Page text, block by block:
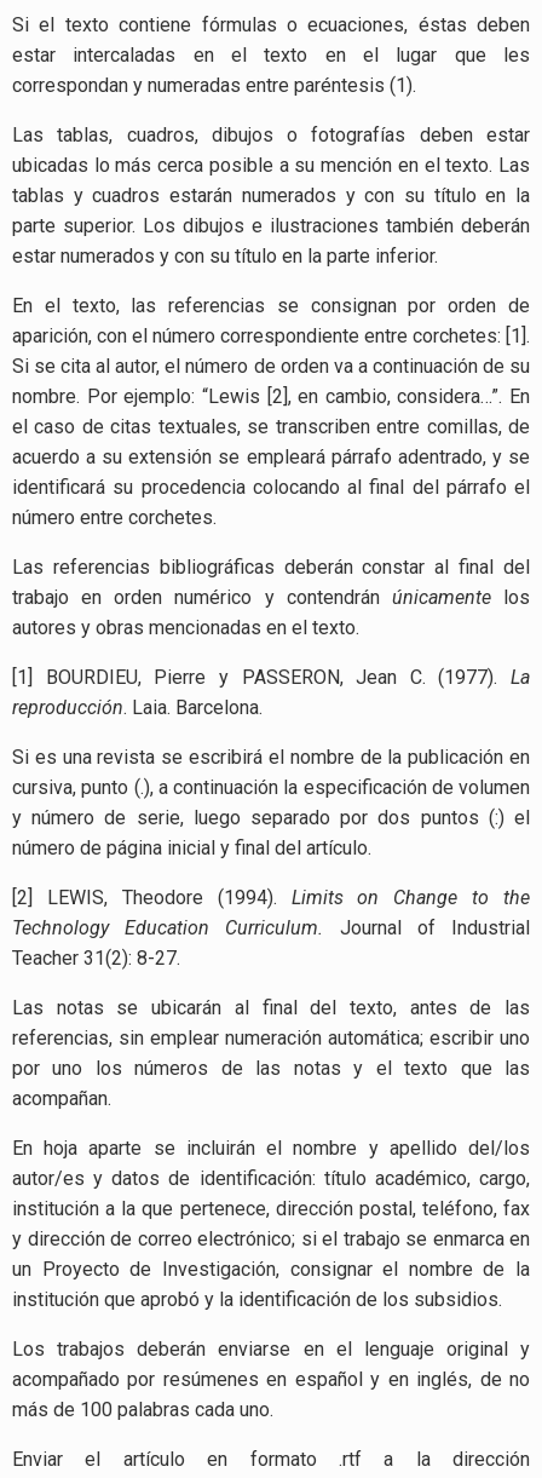
Si el texto contiene fórmulas o ecuaciones, éstas deben
estar intercaladas en el texto en el lugar que les
correspondan y numeradas entre paréntesis (1).
Las tablas, cuadros, dibujos o fotografías deben estar
ubicadas lo más cerca posible a su mención en el texto. Las
tablas y cuadros estarán numerados y con su título en la
parte superior. Los dibujos e ilustraciones también deberán
estar numerados y con su título en la parte inferior.
En el texto, las referencias
se consignan por orden de
aparición, con el número correspondiente entre corchetes: [1].
Si se cita al autor, el número de orden va a continuación de su
nombre. Por ejemplo: “Lewis [2], en cambio, considera…”. En
el caso de citas textuales, se transcriben entre comillas, de
acuerdo a su extensión se empleará párrafo adentrado, y se
identificará su procedencia colocando al final del párrafo el
número entre corchetes.
Las referencias bibliográficas deberán constar al final del
trabajo en orden numérico y contendrán únicamentelos
autores y obras mencionadas en el texto.
[1] BOURDIEU, Pierre y PASSERON, Jean C. (1977). La
reproducción. Laia. Barcelona.
Si es una revista se escribirá el nombre de la publicación en
cursiva, punto (.), a continuación la especificación de volumen
y número de serie, luego separado por dos puntos (:) el
número de página inicial y final del artículo.
[2] LEWIS, Theodore (1994). Limits on Change to the
Technology Education Curriculum.
Journal of Industrial
Teacher 31(2): 8-27.
Las notas
se ubicarán al final del texto, antes de las
referencias, sin emplear numeración automática; escribir uno
por uno los números de las notas y el texto que las
acompañan.
En hoja aparte se incluirán el nombre y apellido del/los
autor/es y datos de identificación: título académico, cargo,
institución a la que pertenece, dirección postal, teléfono, fax
y dirección de correo electrónico; si el trabajo se enmarca en
un Proyecto de Investigación, consignar el nombre de la
institución que aprobó y la identificación de los subsidios.
Los trabajos deberán enviarse en el lenguaje original y
acompañado por resúmenes en español y en inglés, de no
más de 100 palabras cada uno.
Enviar el artículo en formato .rtf a la dirección